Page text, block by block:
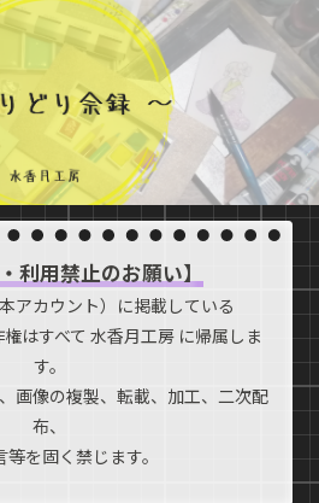
利用禁止のお願い】
アカウント）に掲載している
はすべて 水香月工房 に帰属しま
す。
画像の複製、転載、加工、二次配
布、
等を固く禁じます。